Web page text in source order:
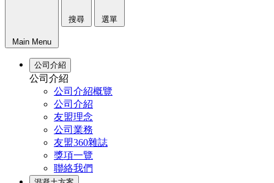
Main Menu
搜尋 選單
公司介紹
公司介紹
公司介紹概覽
公司介紹
友盟理念
公司業務
友盟360雜誌
獎項一覽
聯絡我們